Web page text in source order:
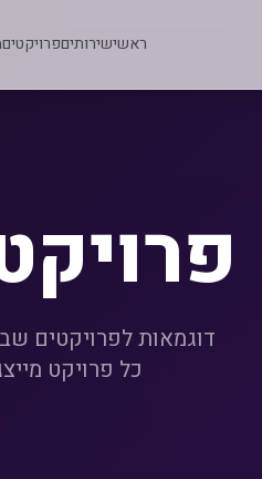
ראשישירותיםפרויקטים
דוגמאות לפרויקטים
כל פרויקט